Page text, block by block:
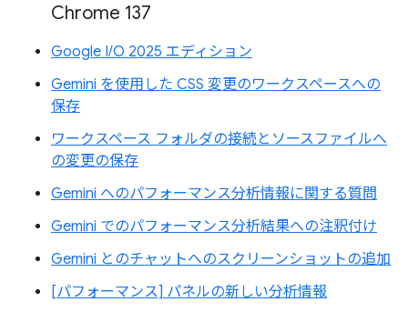
Chrome 137
Google I/O 2025 エディション
Gemini を使用した CSS 変更のワークスペースへの
保存
ワークスペース フォルダの接続とソースファイルへ
の変更の保存
Gemini へのパフォーマンス分析情報に関する質問
Gemini でのパフォーマンス分析結果への注釈付け
Gemini とのチャットへのスクリーンショットの追加
[パフォーマンス] パネルの新しい分析情報